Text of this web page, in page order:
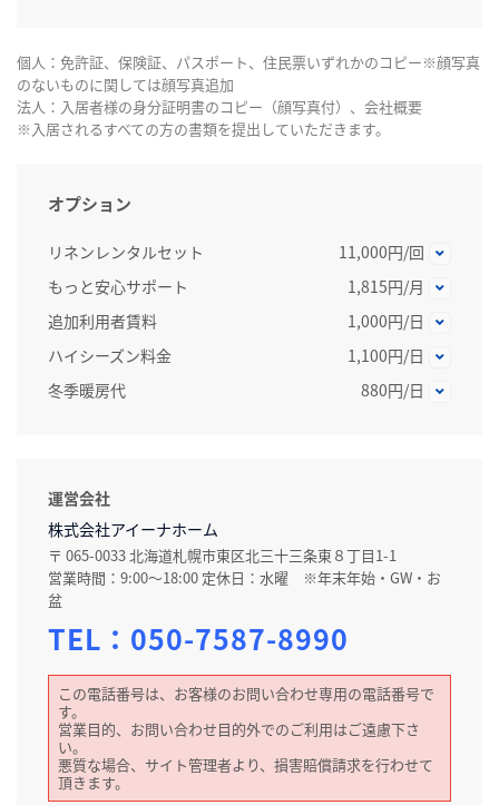
個人：免許証、保険証、パスポート、住民票いずれかのコピー※顔写真
のないものに関しては顔写真追加
法人：入居者様の身分証明書のコピー（顔写真付）、会社概要
※入居されるすべての方の書類を提出していただきます。
オプション
リネンレンタルセット
11,000円/回
もっと安心サポート
1,815円/月
追加利用者賃料
1,000円/日
ハイシーズン料金
1,100円/日
冬季暖房代
880円/日
運営会社
株式会社アイーナホーム
〒 065-0033 北海道札幌市東区北三十三条東８丁目1-1
営業時間：9:00～18:00 定休日：水曜 ※年末年始・GW・お
盆
TEL： 050-7587-8990
この電話番号は、お客様のお問い合わせ専用の電話番号で
す。
営業目的、お問い合わせ目的外でのご利用はご遠慮下さ
い。
悪質な場合、サイト管理者より、損害賠償請求を行わせて
頂きます。